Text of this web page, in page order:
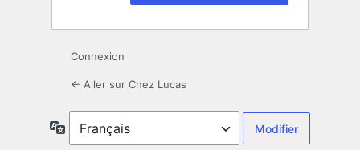
Connexion
← Aller sur Chez Lucas
Langue